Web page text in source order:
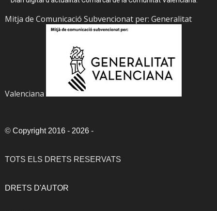
Mitja de Comunicació Subvencionat per: Generalitat
Valenciana
© Copyright 2016 - 2026 -
TOTS ELS DRETS RESERVATS
DRETS D'AUTOR